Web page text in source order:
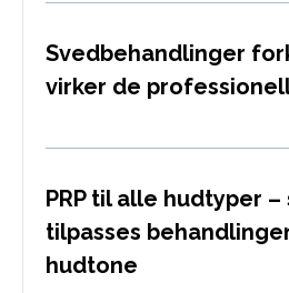
Svedbehandlinger
virker de
PRP til alle hudtyper –
tilpasses
hudtone